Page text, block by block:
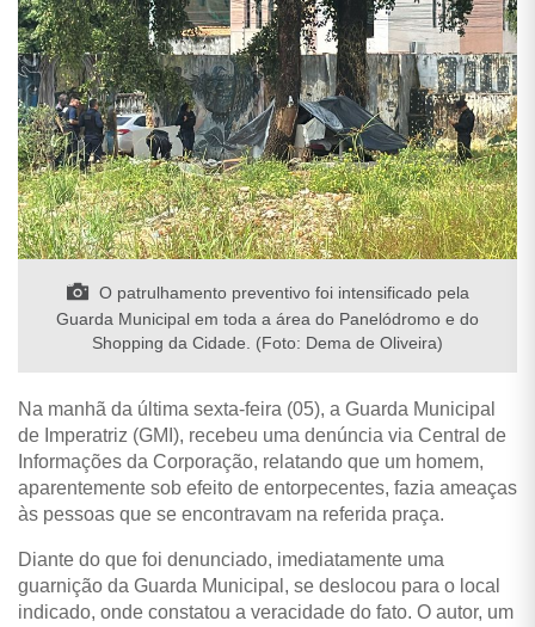
O patrulhamento preventivo foi intensificado pela
Guarda Municipal em toda a área do Panelódromo e do
Shopping da Cidade. (Foto: Dema de Oliveira)
Na manhã da última sexta-feira (05), a Guarda Municipal
de Imperatriz (GMI), recebeu uma denúncia via Central de
Informações da Corporação, relatando que um homem,
aparentemente sob efeito de entorpecentes, fazia ameaças
às pessoas que se encontravam na referida praça.
Diante do que foi denunciado, imediatamente uma
guarnição da Guarda Municipal, se deslocou para o local
indicado, onde constatou a veracidade do fato. O autor, um